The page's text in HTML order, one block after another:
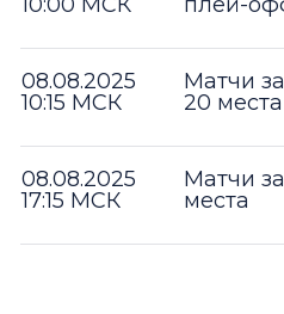
08.08.2025
10:15 МСК
Матчи за
20 места
08.08.2025
17:15 МСК
Матчи за
места